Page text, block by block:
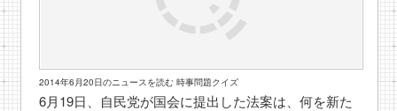
2014年6月20日のニュースを読む 時事問題クイズ
6月19日、自民党が国会に提出した法案は、何を新た